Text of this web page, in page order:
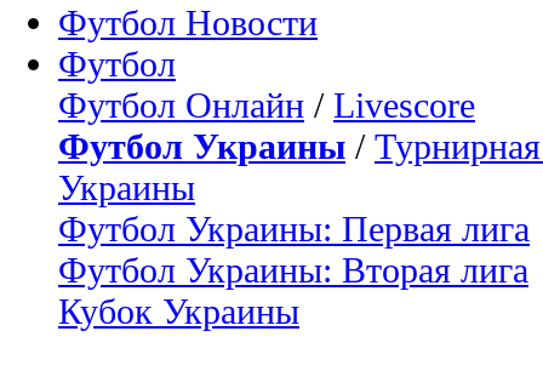
Футбол Новости
Футбол
Футбол Онлайн / Livescore
Футбол Украины /
Украины
Футбол Украины: Первая лига
Футбол Украины: Вторая лига
Кубок Украины